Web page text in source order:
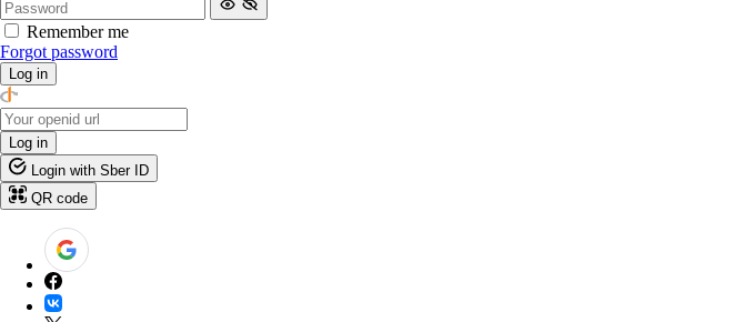
Remember me
Forgot password
Log in
Log in
Login with Sber ID
QR code